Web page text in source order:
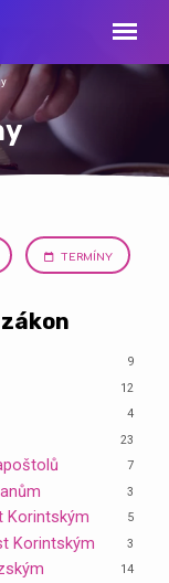
TERMÍNY
9
12
4
23
7
3
Korintským 5
Korintským 3
14